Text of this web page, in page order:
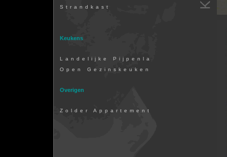
Strandkast
Keukens
Landelijke Pijpenla
Open Gezinskeuken
Overigen
Zolder Appartement